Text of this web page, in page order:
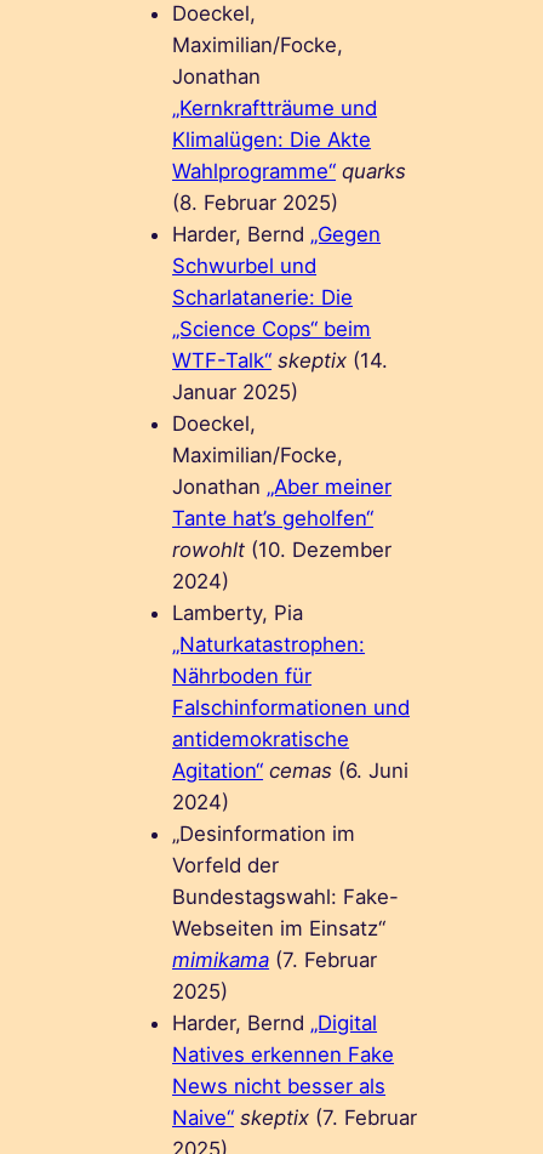
Doeckel,
Maximilian/Focke,
Jonathan
„Kernkraftträume und
Klimalügen: Die Akte
Wahlprogramme“ quarks
(8. Februar 2025)
Harder, Bernd „Gegen
Schwurbel und
Scharlatanerie: Die
„Science Cops“ beim
WTF-Talk“ skeptix (14.
Januar 2025)
Doeckel,
Maximilian/Focke,
Jonathan „Aber meiner
Tante hat’s geholfen“
rowohlt (10. Dezember
2024)
Lamberty, Pia
„Naturkatastrophen:
Nährboden für
Falschinformationen und
antidemokratische
Agitation“ cemas (6. Juni
2024)
„Desinformation im
Vorfeld der
Bundestagswahl: Fake-
Webseiten im Einsatz“
mimikama (7. Februar
2025)
Harder, Bernd „Digital
Natives erkennen Fake
News nicht besser als
Naive“ skeptix (7. Februar